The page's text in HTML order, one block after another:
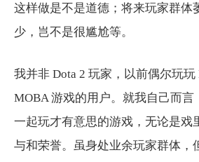
这样做是不是道德；将来玩家群体
少，岂不是很尴尬等。
我并非 Dota 2 玩家，以前偶尔玩玩
MOBA 游戏的用户。就我自己而言
一起玩才有意思的游戏，无论是戏
与和荣誉。虽身处业余玩家群体，